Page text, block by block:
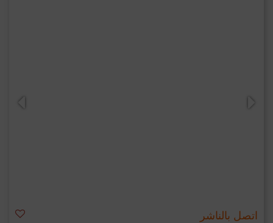
اتصل بالناشر